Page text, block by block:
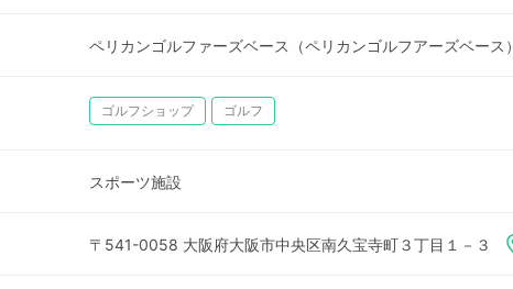
ペリカンゴルファーズベース（ペリカンゴルフアーズベース）
ゴルフショップ ゴルフ
スポーツ施設
〒541-0058 大阪府大阪市中央区南久宝寺町３丁目１－３